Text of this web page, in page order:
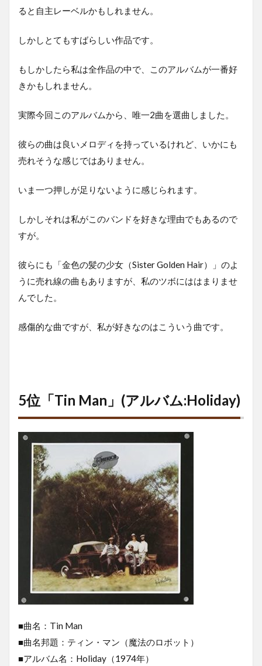
ると自主レーベルかもしれません。
しかしとてもすばらしい作品です。
もしかしたら私は全作品の中で、このアルバムが一番好
きかもしれません。
実際今回このアルバムから、唯一2曲を選曲しました。
彼らの曲は良いメロディを持っているけれど、いかにも
売れそうな感じではありません。
いま一つ押しが足りないように感じられます。
しかしそれは私がこのバンドを好きな理由でもあるので
すが。
彼らにも「金色の髪の少女（Sister Golden Hair）」のよ
うに売れ線の曲もありますが、私のツボにははまりませ
んでした。
感傷的な曲ですが、私が好きなのはこういう曲です。
5位「Tin Man」(アルバム:Holiday)
■曲名：Tin Man
■曲名邦題：ティン・マン（魔法のロボット）
■アルバム名：Holiday（1974年）